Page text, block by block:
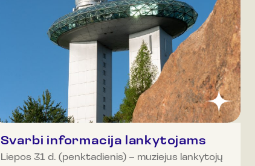
Svarbi informacija lankytojams
Liepos 31 d. (penktadienis) – muziejus lankytojų